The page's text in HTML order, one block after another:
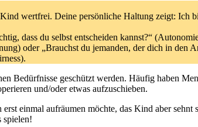
wertfrei. Deine persönliche Haltung zeigt:
dass du selbst entscheiden kannst?“
oder „Brauchst du jemanden, der dich in
Bedürfnisse geschützt werden. Häufig haben
und/oder etwas aufzuschieben.
einmal aufräumen möchte, das Kind aber
spielen!